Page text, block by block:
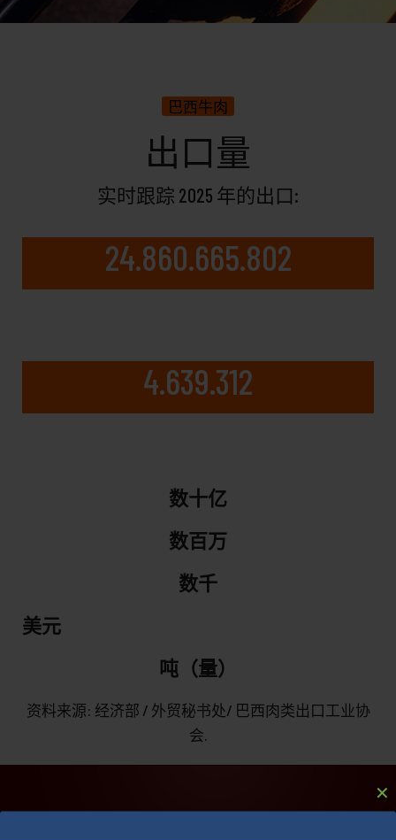
巴西牛肉
出口量
实时跟踪 2025 年的出口:
24.860.665.802
4.639.312
数十亿
数百万
数千
美元
吨（量）
资料来源: 经济部 / 外贸秘书处/ 巴西肉类出口工业协
会.
✕